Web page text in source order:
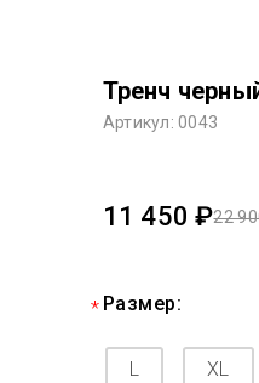
Тренч
Артикул: 0043
22
11 450 ₽
Размер:
L XL